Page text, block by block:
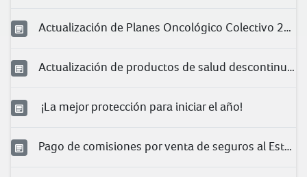
Actualización de Planes Oncológico Colectivo 2025
Actualización de productos de salud descontinuados 2026
¡La mejor protección para iniciar el año!
Pago de comisiones por venta de seguros al Estado